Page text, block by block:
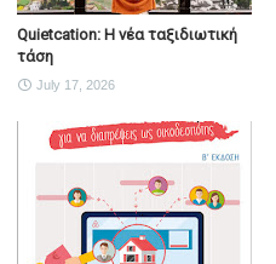
Quietcation: Η νέα ταξιδιωτική
τάση
July 17, 2026